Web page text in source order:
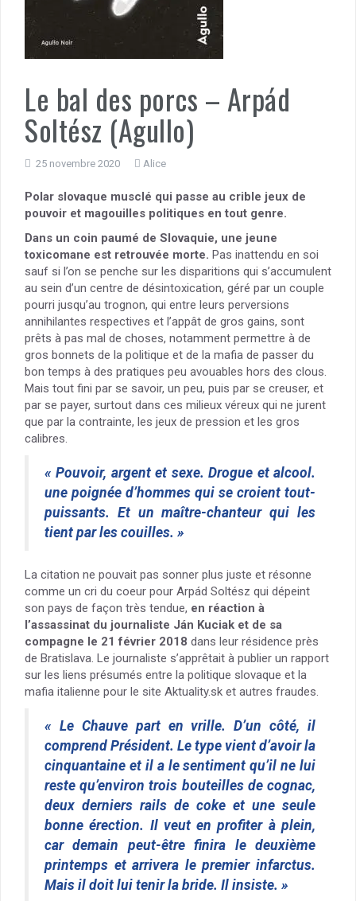
Le bal des porcs – Arpád
Soltész (Agullo)
25 novembre 2020 Alice
Polar slovaque musclé qui passe au crible jeux de
pouvoir et magouilles politiques en tout genre.
Dans un coin paumé de Slovaquie, une jeune
toxicomane est retrouvée morte. Pas inattendu en soi
sauf si l’on se penche sur les disparitions qui s’accumulent
au sein d’un centre de désintoxication, géré par un couple
pourri jusqu’au trognon, qui entre leurs perversions
annihilantes respectives et l’appât de gros gains, sont
prêts à pas mal de choses, notamment permettre à de
gros bonnets de la politique et de la mafia de passer du
bon temps à des pratiques peu avouables hors des clous.
Mais tout fini par se savoir, un peu, puis par se creuser, et
par se payer, surtout dans ces milieux véreux qui ne jurent
que par la contrainte, les jeux de pression et les gros
calibres.
« Pouvoir, argent et sexe. Drogue et alcool.
une poignée d’hommes qui se croient tout-
puissants. Et un maître-chanteur qui les
tient par les couilles. »
La citation ne pouvait pas sonner plus juste et résonne
comme un cri du coeur pour Arpád Soltész qui dépeint
son pays de façon très tendue, en réaction à
l’assassinat du journaliste Ján Kuciak et de sa
compagne le 21 février 2018 dans leur résidence près
de Bratislava. Le journaliste s’apprêtait à publier un rapport
sur les liens présumés entre la politique slovaque et la
mafia italienne pour le site Aktuality.sk et autres fraudes.
« Le Chauve part en vrille. D’un côté, il
comprend Président. Le type vient d’avoir la
cinquantaine et il a le sentiment qu’il ne lui
reste qu’environ trois bouteilles de cognac,
deux derniers rails de coke et une seule
bonne érection. Il veut en profiter à plein,
car demain peut-être finira le deuxième
printemps et arrivera le premier infarctus.
Mais il doit lui tenir la bride. Il insiste. »